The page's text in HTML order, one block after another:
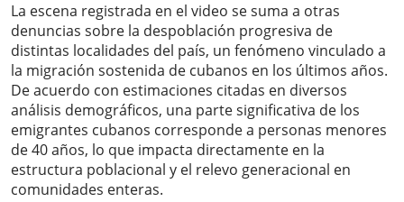
La escena registrada en el video se suma a otras
denuncias sobre la despoblación progresiva de
distintas localidades del país, un fenómeno vinculado a
la migración sostenida de cubanos en los últimos años.
De acuerdo con estimaciones citadas en diversos
análisis demográficos, una parte significativa de los
emigrantes cubanos corresponde a personas menores
de 40 años, lo que impacta directamente en la
estructura poblacional y el relevo generacional en
comunidades enteras.